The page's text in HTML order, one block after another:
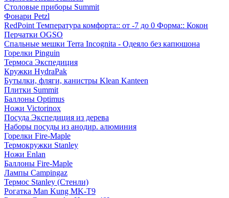
Столовые приборы Summit
Фонари Petzl
RedPoint Температура комфорта:: от -7 до 0 Форма:: Кокон
Перчатки OGSO
Спальные мешки Terra Incognita - Одеяло без капюшона
Горелки Pinguin
Термоса Экспедиция
Кружки HydraPak
Бутылки, фляги, канистры Klean Kanteen
Плитки Summit
Баллоны Optimus
Ножи Victorinox
Посуда Экспедиция из дерева
Наборы посуды из анодир. алюминия
Горелки Fire-Maple
Термокружки Stanley
Ножи Enlan
Баллоны Fire-Maple
Лампы Campingaz
Термос Stanley (Стенли)
Рогатка Man Kung MK-T9